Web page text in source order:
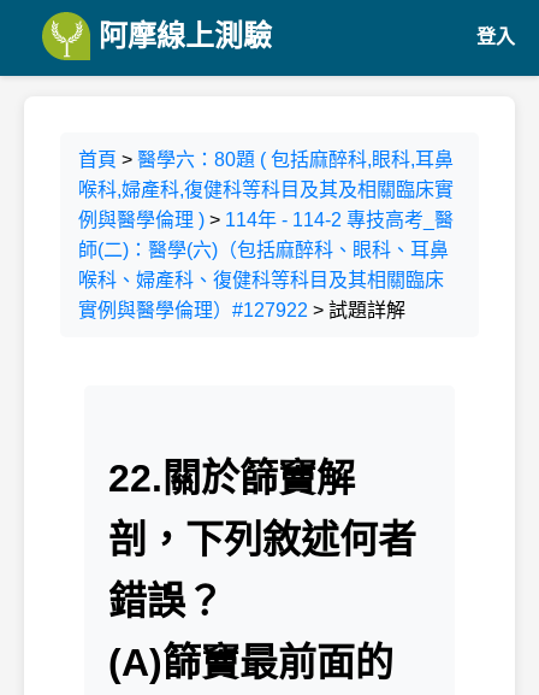
阿摩線上測驗 登入
首頁 > 醫學六：80題 ( 包括麻醉科,眼科,耳鼻
喉科,婦產科,復健科等科目及其及相關臨床實
例與醫學倫理 ) > 114年 - 114-2 專技高考_醫
師(二)：醫學(六)（包括麻醉科、眼科、耳鼻
喉科、婦產科、復健科等科目及其相關臨床
實例與醫學倫理）#127922 > 試題詳解
22.關於篩竇解
剖，下列敘述何者
錯誤？
(A)篩竇最前面的